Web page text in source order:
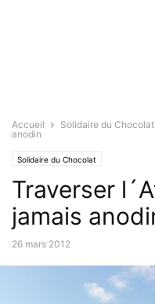
Accueil Solidaire du Chocolat
anodin
Solidaire du Chocolat
Traverser
jamais
26 mars 2012